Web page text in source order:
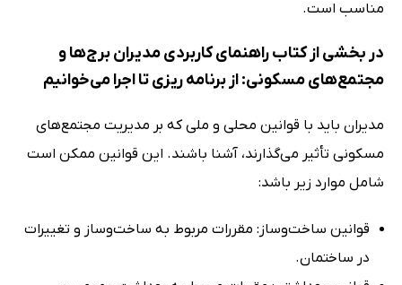
مناسب است.
در بخشی از کتاب راهنمای کاربردی مدیران برج‌ها و
مجتمع‌های مسکونی: از برنامه ریزی تا اجرا می‌خوانیم
مدیران باید با قوانین محلی و ملی که بر مدیریت مجتمع‌های
مسکونی تأثیر می‌گذارند، آشنا باشند. این قوانین ممکن است
شامل موارد زیر باشد:
قوانین ساخت‌وساز: مقررات مربوط به ساخت‌وساز و تغییرات
در ساختمان.